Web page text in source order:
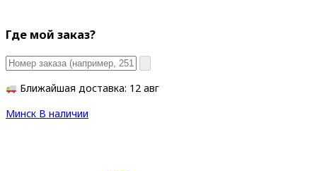
Где мой заказ?
Ближайшая доставка: 12 авг
Минск В наличии